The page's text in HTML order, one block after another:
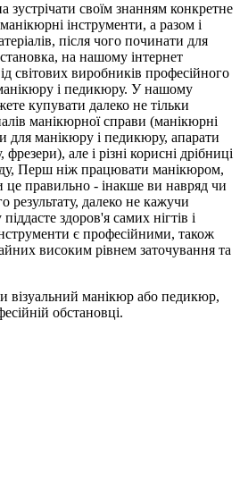
своїм знанням конкретне
інструменти, а разом і
після чого починати для
на нашому інтернет
світових виробників професійного
і педикюру. У нашому
купувати далеко не тільки
манікюрної справи (манікюрні
для манікюру і педикюру, апарати
але і різні корисні дрібниці
Перш ніж працювати манікюром,
це правильно - інакше ви навряд чи
результату, далеко не кажучи
здоров'я самих нігтів і
є професійними, також
високим рівнем заточування та
візуальний манікюр або педикюр,
обстановці.